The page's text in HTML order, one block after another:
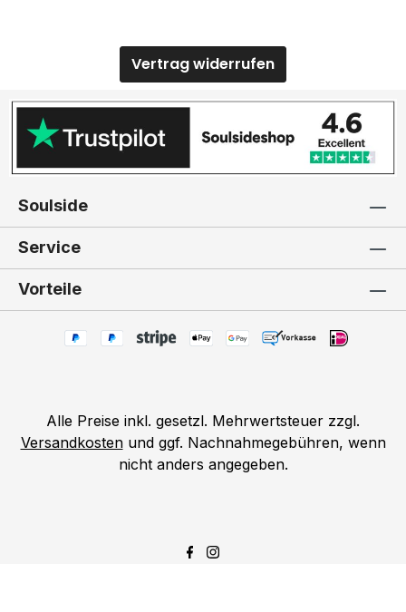
Vertrag widerrufen
Soulside
Service
Vorteile
Alle Preise inkl. gesetzl. Mehrwertsteuer zzgl.
Versandkostenund ggf. Nachnahmegebühren, wenn
nicht anders angegeben.